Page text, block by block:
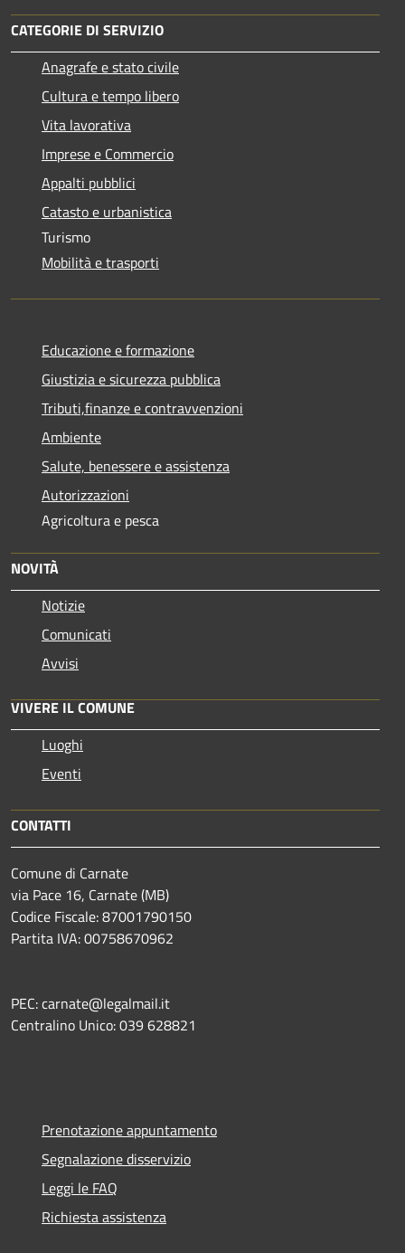
CATEGORIE DI SERVIZIO
Anagrafe e stato civile
Cultura e tempo libero
Vita lavorativa
Imprese e Commercio
Appalti pubblici
Catasto e urbanistica
Turismo
Mobilità e trasporti
Educazione e formazione
Giustizia e sicurezza pubblica
Tributi,finanze e contravvenzioni
Ambiente
Salute, benessere e assistenza
Autorizzazioni
Agricoltura e pesca
NOVITÀ
Notizie
Comunicati
Avvisi
VIVERE IL COMUNE
Luoghi
Eventi
CONTATTI
Comune di Carnate
via Pace 16, Carnate (MB)
Codice Fiscale: 87001790150
Partita IVA: 00758670962
PEC: carnate@legalmail.it
Centralino Unico: 039 628821
Prenotazione appuntamento
Segnalazione disservizio
Leggi le FAQ
Richiesta assistenza